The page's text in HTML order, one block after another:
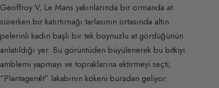
Geoffroy V, Le Mans yakınlarında bir ormanda at
sürerken bir katırtırnağı tarlasının ortasında altın
pelerinli kadın başlı bir tek boynuzlu at gördüğünün
anlatıldığı yer. Bu görüntüden büyülenerek bu bitkiyi
amblemi yapmayı ve topraklarına ektirmeyi seçti;
“Plantagenêt” lakabının kökeni buradan geliyor.